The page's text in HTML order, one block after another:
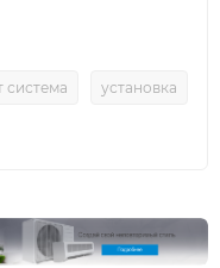
система установка